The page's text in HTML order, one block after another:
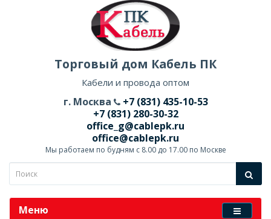
Торговый дом Кабель ПК
Кабели и провода оптом
г. Москва
+7 (831) 435-10-53
+7 (831) 280-30-32
office_g@cablepk.ru
office@cablepk.ru
Мы работаем по будням с 8.00 до 17.00 по Москве
Меню